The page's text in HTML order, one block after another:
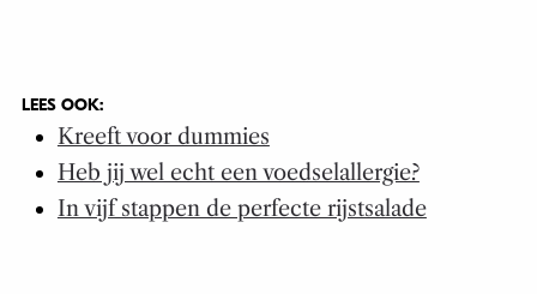
LEES OOK:
Kreeft voor dummies
Heb jij wel echt een voedselallergie?
In vijf stappen de perfecte rijstsalade